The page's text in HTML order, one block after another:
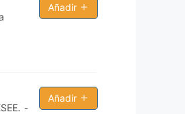
Añadir
-
Añadir